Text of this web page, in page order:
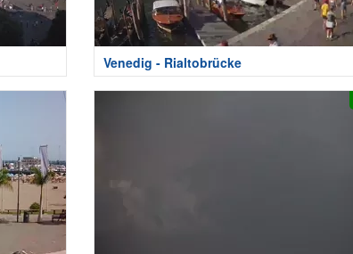
Venedig - Rialtobrücke